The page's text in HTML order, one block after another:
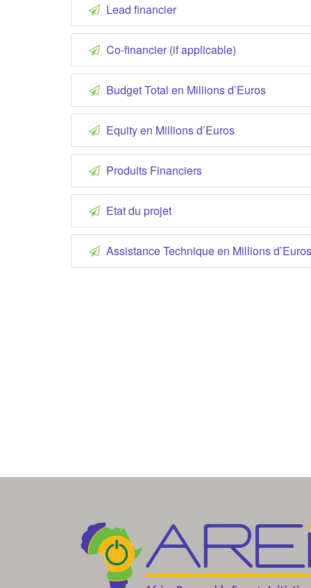
Lead financier
Co-financier (if applicable)
Budget Total en Millions d’Euros
Equity en Millions d’Euros
Produits Financiers
Etat du projet
Assistance Technique en Millions d’Euros